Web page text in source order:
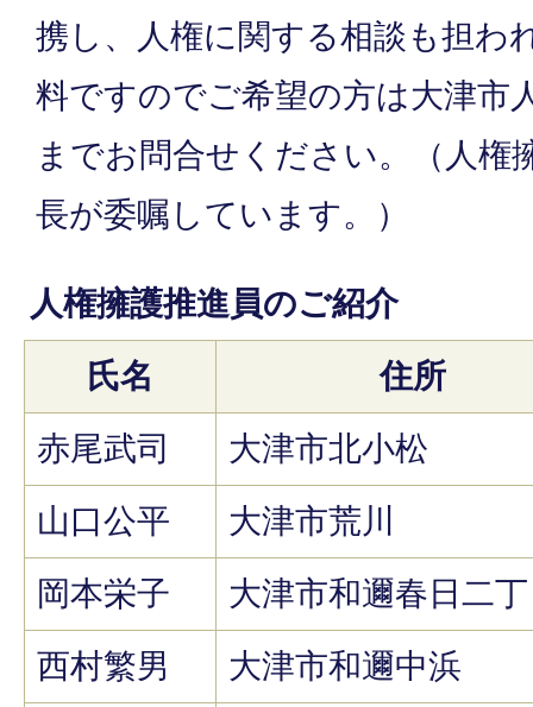
携し、人権に関する相談も担わ
料ですのでご希望の方は大津市
までお問合せください。（人権
長が委嘱しています。）
人権擁護推進員のご紹介
氏名
住所
赤尾武司
大津市北小松
山口公平
大津市荒川
岡本栄子
大津市和邇春日二
西村繁男
大津市和邇中浜